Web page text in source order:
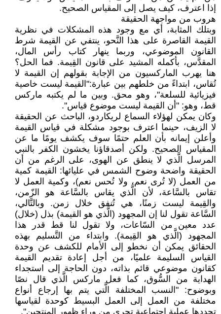
إذا اعترف، كيف يصل إلى المقياس الصحيح.
هروب من مواجهة الحقيقة
وبتلك المثابة، أي مع وجود هذه المشكلات في نظرية
القيمة القاصرة على هذا النَّحو، ينتفي عن القيمة شرط
القانون الموضوعي، وربما ينهار كتاب رأس المال،
المقدَّس، بأكمله المشيد على قانون القِيمة. فما الحل؟
هنا يهرب الماركسيون من الإجابة بقولهم إن القيمة لا
تُقاس، ابتداءً من خلطهم بين عبارة:"القيمة ليست خاصية
فيزيائية للسلعة"، وهو محق. وبين ما لم يكتبه ماركس
قط، وهو: "أن القيمة ليست موضوع قياس".
وكان يمكن لهؤلاء السماع لريكاردو، الباحث عن الحقيقة
لا الزيف، حينما اعترف بوجود مشكلة في قياس القيمة
وأعلن إيمانه بأن العلم حتمًا سوف يكشف يومًا ما عن
المقياس الصحيح. ولكن أصدقاؤنا يخشون الكفر بالنبي
المرسل الَّذي لا ينطق عن الهوى، على الرغم من أن
الحقيقة واضحة وضوح الشمس في عليائها: القيمة كمية
من العمل (لا تُرى نعم، ولا تُحس نعم)، وكمية العمل لا
تقاس بالسَّاعة، لأن الَّذي يقاس بالسَّاعة هو الزّمن،
والقِيمة ليست زمنًا، هي تُنفق خلال زمن. وبالتَّالي،
السَّاعة تقول لنا إن المجهود (الَّذي هو القيمة) بذل (خلال)
عدد معين من السّاعات، ولا تقول لنا قط قدر هذا
المجهود (الَّذي هو القِيمة). وابتداء من التَّسليم بهذه
الحقائق يمكن أن نخطو إلى الأمام للكشف عن وحدة
القياس السليمة علميًا، من أجل إعادة تقديم القيمة
كقانون موضوعي قائم بذاته، دون الحاجة إلى استجداء
الهداية من السُّوق، كما فعل ماركس الَّذي قال نصًا
وبوضوح: "النسب المختلفة الَّتي يتم بها إرجاع أنواع
مختلفة من العمل إلى العمل البسيط كوحدة لقياسها
تحددها عملية اجتماعية تجري من وراء ظهور المنتجين".